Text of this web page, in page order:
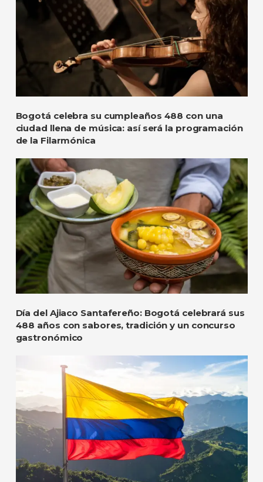
Bogotá celebra su cumpleaños 488 con una
ciudad llena de música: así será la programación
de la Filarmónica
Día del Ajiaco Santafereño: Bogotá celebrará sus
488 años con sabores, tradición y un concurso
gastronómico